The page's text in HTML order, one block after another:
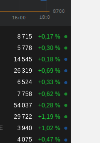
8 715
+0,17 %
5 778
+0,30 %
14 545
+0,18 %
26 319
+0,69 %
6 524
+0,33 %
7 758
+0,62 %
54 037
+0,28 %
29 722
+1,19 %
3 940
+1,02 %
4 075
+0,47 %